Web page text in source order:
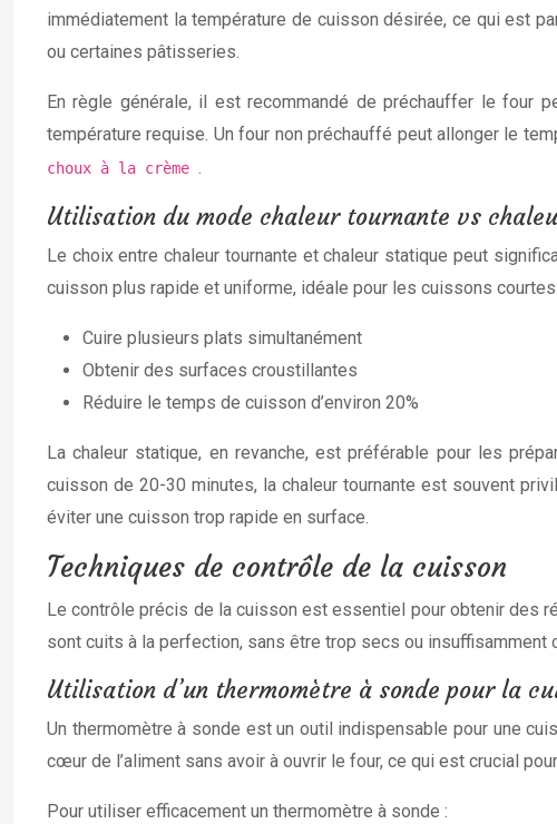
immédiatement la température de cuisson désirée, ce qui est
ou certaines pâtisseries.
En règle générale, il est recommandé de préchauffer le four
température requise. Un four non préchauffé peut allonger le
choux à la crème .
Utilisation du mode chaleur tournante vs
Le choix entre chaleur tournante et chaleur statique peut
cuisson plus rapide et uniforme, idéale pour les cuissons
Cuire plusieurs plats simultanément
Obtenir des surfaces croustillantes
Réduire le temps de cuisson d’environ 20%
La chaleur statique, en revanche, est préférable pour les
cuisson de 20-30 minutes, la chaleur tournante est souvent
éviter une cuisson trop rapide en surface.
Techniques de contrôle de la cuisson
Le contrôle précis de la cuisson est essentiel pour obtenir des
sont cuits à la perfection, sans être trop secs ou insuffisamment
Utilisation d’un thermomètre à sonde pour la
Un thermomètre à sonde est un outil indispensable pour une
cœur de l’aliment sans avoir à ouvrir le four, ce qui est crucial
Pour utiliser efficacement un thermomètre à sonde :